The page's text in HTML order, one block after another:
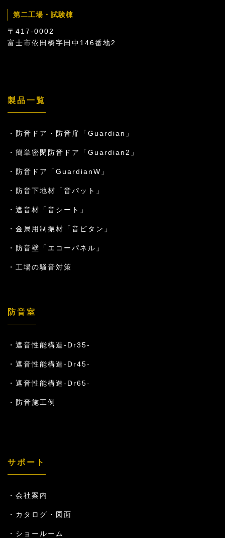
第二工場・試験棟
〒417-0002
富士市依田橋字田中146番地2
製品一覧
防音ドア・防音扉「Guardian」
簡単密閉防音ドア「Guardian2」
防音ドア「GuardianW」
防音下地材「音パット」
遮音材「音シート」
金属用制振材「音ピタン」
防音壁「エコーパネル」
工場の騒音対策
防音室
遮音性能構造-Dr35-
遮音性能構造-Dr45-
遮音性能構造-Dr65-
防音施工例
サポート
会社案内
カタログ・図面
ショールーム